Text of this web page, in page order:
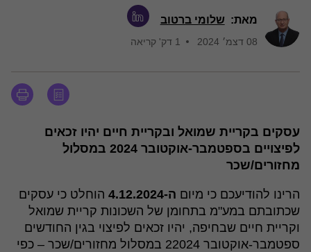
מאת: שלומי ברטוב
08 דצמ׳ 2024 1 דק' קריאה
עסקים בקריית שמואל ובקריית חיים יהיו זכאים
לפיצויים בספטמבר-אוקטובר 2024 במסלול
מחזורים/שכר
הרינו להודיעכם כי מיום ה-4.12.2024
הוחלט כי עסקים
שכתובתם במע"מ בתחומן של השכונות קריית שמואל
וקריית חיים שבחיפה, יהיו זכאים לפיצוי בגין החודשים
ספטמבר-אוקטובר 22024 במסלול מחזורים/שכר – כפי